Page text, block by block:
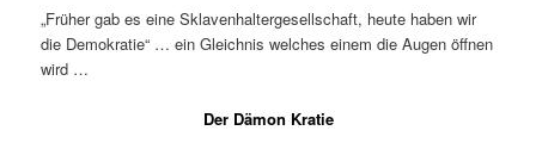
„Früher gab es eine Sklavenhaltergesellschaft, heute haben wir
die Demokratie“ … ein Gleichnis welches einem die Augen öffnen
wird …
Der Dämon Kratie